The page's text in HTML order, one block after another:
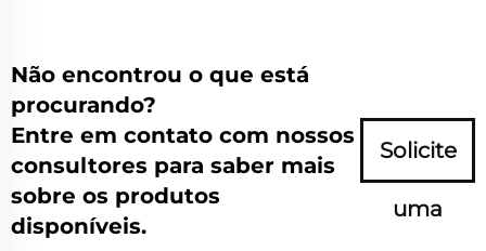
Não encontrou o que está
procurando?
Entre em contato com nossos
consultores para saber mais
sobre os produtos
disponíveis.
Solicite
uma